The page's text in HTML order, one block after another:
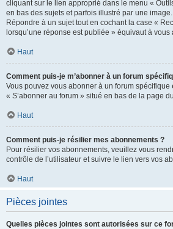
cliquant sur le lien approprié dans le menu «
en bas des sujets et parfois illustré par une image.
Répondre à un sujet tout en cochant la case «
lorsqu’une réponse est publiée » équivaut à
Haut
Comment puis-je m’abonner à un forum
Vous pouvez vous abonner à un forum spécifique
« S’abonner au forum » situé en bas de la page
Haut
Comment puis-je résilier mes abonnements ?
Pour résilier vos abonnements, veuillez vous
contrôle de l’utilisateur et suivre le lien vers vos
Haut
Pièces jointes
Quelles pièces jointes sont autorisées sur ce